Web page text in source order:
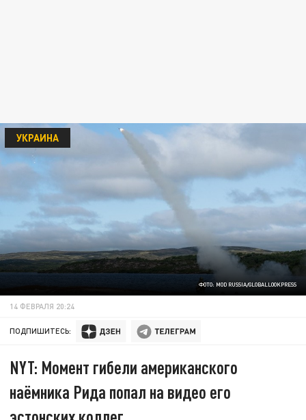
ФОТО: MOD RUSSIA/GLOBALLOOKPRESS
УКРАИНА
14 ФЕВРАЛЯ 20:24
ПОДПИШИТЕСЬ:
NYT: Момент гибели американского
наёмника Рида попал на видео его